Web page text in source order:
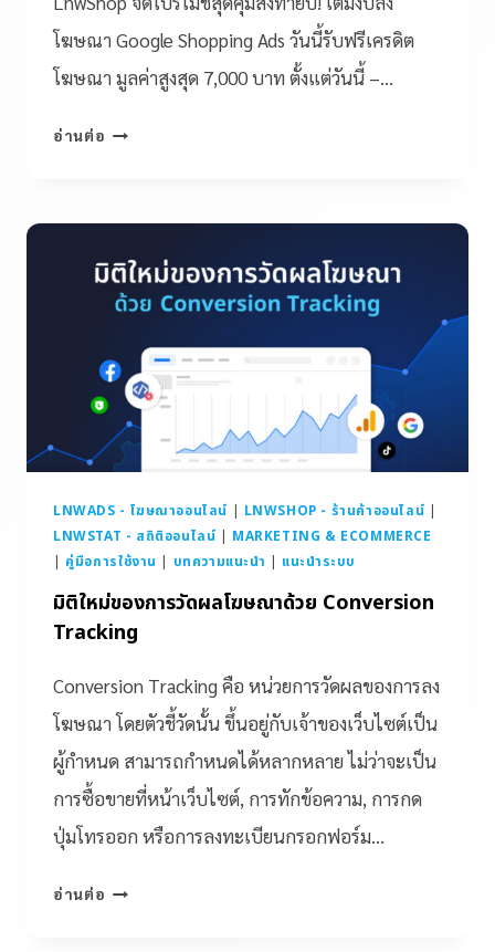
โฆษณา Google Shopping Ads วันนี้รับฟรีเครดิต
โฆษณา มูลค่าสูงสุด 7,000 บาท ตั้งแต่วันนี้ –…
อ่านต่อ
LNWADS - โฆษณาออนไลน์ | LNWSHOP - ร้านค้าออนไลน์ |
LNWSTAT - สถิติออนไลน์ | MARKETING & ECOMMERCE
| คู่มือการใช้งาน | บทความแนะนำ | แนะนำระบบ
มิติใหม่ของการวัดผลโฆษณาด้วย Conversion
Tracking
Conversion Tracking คือ หน่วยการวัดผลของการลง
โฆษณา โดยตัวชี้วัดนั้น ขึ้นอยู่กับเจ้าของเว็บไซต์เป็น
ผู้กำหนด สามารถกำหนดได้หลากหลาย ไม่ว่าจะเป็น
การซื้อขายที่หน้าเว็บไซต์, การทักข้อความ, การกด
ปุ่มโทรออก หรือการลงทะเบียนกรอกฟอร์ม…
อ่านต่อ